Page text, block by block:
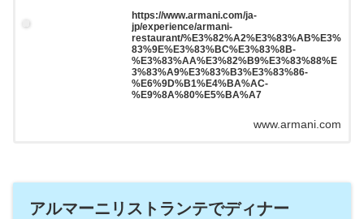
https://www.armani.com/ja-
jp/experience/armani-
restaurant/%E3%82%A2%E3%83%AB%E3%
83%9E%E3%83%BC%E3%83%8B-
%E3%83%AA%E3%82%B9%E3%83%88%E
3%83%A9%E3%83%B3%E3%83%86-
%E6%9D%B1%E4%BA%AC-
%E9%8A%80%E5%BA%A7
www.armani.com
アルマーニリストランテでディナー